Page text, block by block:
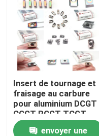
Aperçu
Produits
Insert de tournage et
fraisage au carbure
pour aluminium DCGT
CCGT RCGT TCGT
Aluminium
envoyer une